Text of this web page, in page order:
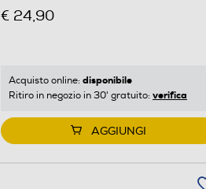
€ 24,90
Acquisto online: disponibile
Ritiro in negozio in 30' gratuito: verifica
AGGIUNGI